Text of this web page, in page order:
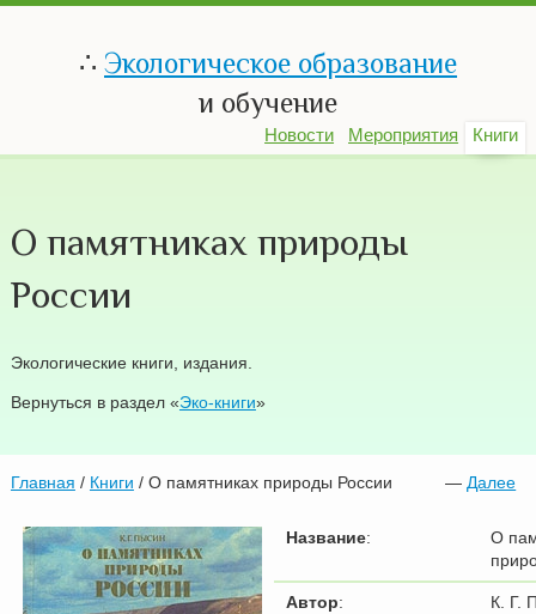
∴ Экологическое образование
и обучение
Новости Мероприятия Книги
О памятниках природы
России
Экологические книги, издания.
Вернуться в раздел «Эко-книги»
Главная / —Далее
Книги / О памятниках природы России
Название:
О
Автор: К. Г.